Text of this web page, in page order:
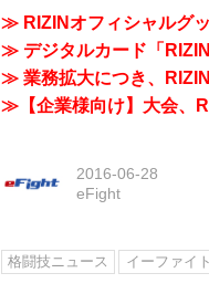
≫ RIZINオフィシャルグ
≫ デジタルカード「
≫ 業務拡大につき、
≫【企業様向け】大会、
2016-06-28
eFight
格闘技ニュース イーファイト